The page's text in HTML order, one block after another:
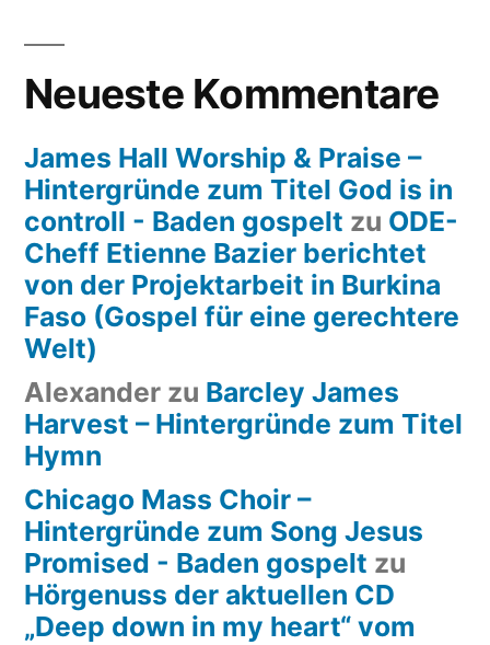
Neueste Kommentare
James Hall Worship & Praise –
Hintergründe zum Titel God is in
controll - Baden gospelt zu ODE-
Cheff Etienne Bazier berichtet
von der Projektarbeit in Burkina
Faso (Gospel für eine gerechtere
Welt)
Alexander zu Barcley James
Harvest – Hintergründe zum Titel
Hymn
Chicago Mass Choir –
Hintergründe zum Song Jesus
Promised - Baden gospelt zu
Hörgenuss der aktuellen CD
„Deep down in my heart“ vom